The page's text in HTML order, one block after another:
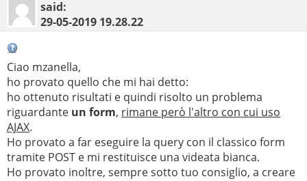
said:
29-05-2019 19.28.22
Ciao mzanella,
ho provato quello che mi hai detto:
ho ottenuto risultati e quindi risolto un problema
riguardante un form, rimane però l'altro con cui uso
AJAX.
Ho provato a far eseguire la query con il classico form
tramite POST e mi restituisce una videata bianca.
Ho provato inoltre, sempre sotto tuo consiglio, a creare